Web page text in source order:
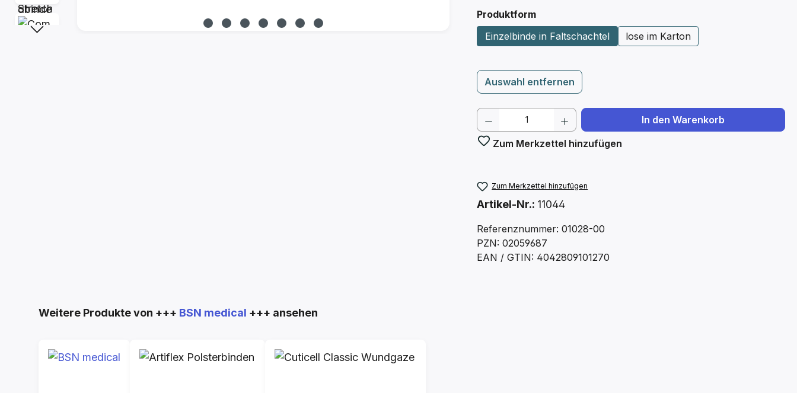
Produktformauswählen
Einzelbinde in Faltschachtel
lose im Karton
Auswahl entfernen
Produkt Anzahl: Gib den gewünschten Wert
In den Warenkorb
Zum Merkzettel hinzufügen
Zum Merkzettel hinzufügen
Artikel-Nr.: 11044
Referenznummer: 01028-00
PZN: 02059687
EAN / GTIN: 4042809101270
Produktgalerie überspringen
Weitere Produkte von +++ BSN medical +++ ansehen